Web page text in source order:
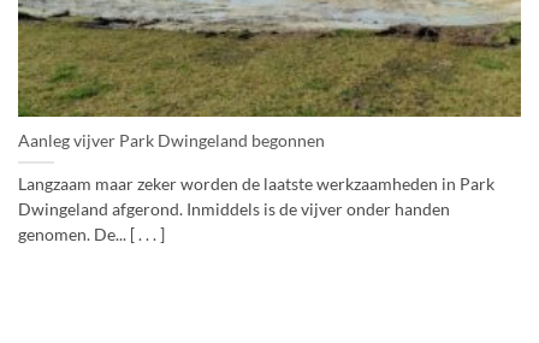
Aanleg vijver Park Dwingeland begonnen
Langzaam maar zeker worden de laatste werkzaamheden in Park
Dwingeland afgerond. Inmiddels is de vijver onder handen
genomen. De... [ . . . ]